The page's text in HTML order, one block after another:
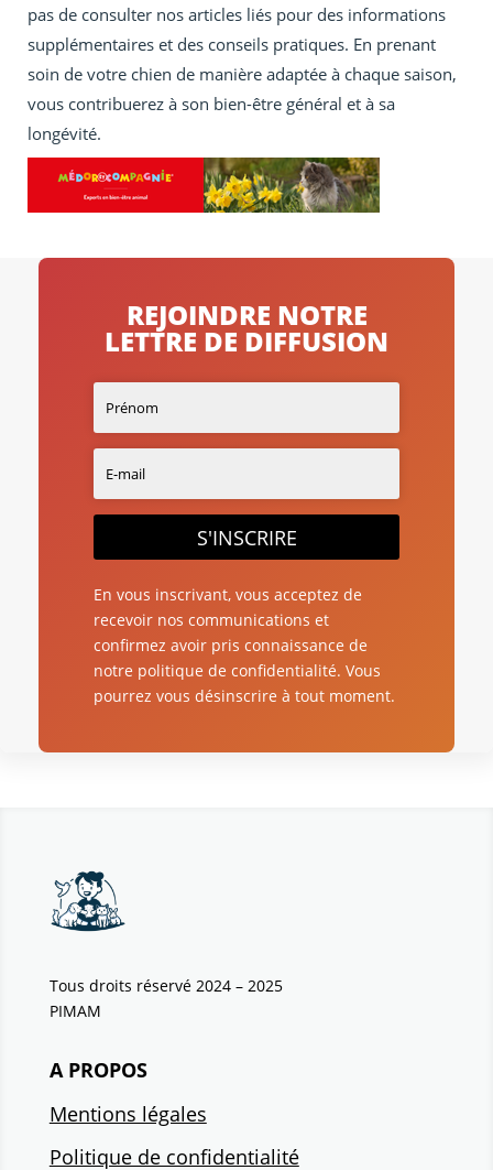
pas de consulter nos articles liés pour des informations
supplémentaires et des conseils pratiques. En prenant
soin de votre chien de manière adaptée à chaque saison,
vous contribuerez à son bien-être général et à sa
longévité.
REJOINDRE NOTRE
LETTRE DE DIFFUSION
S'INSCRIRE
En vous inscrivant, vous acceptez de
recevoir nos communications et
confirmez avoir pris connaissance de
notre politique de confidentialité. Vous
pourrez vous désinscrire à tout moment.
Tous droits réservé 2024 – 2025
PIMAM
A PROPOS
Mentions légales
Politique de confidentialité